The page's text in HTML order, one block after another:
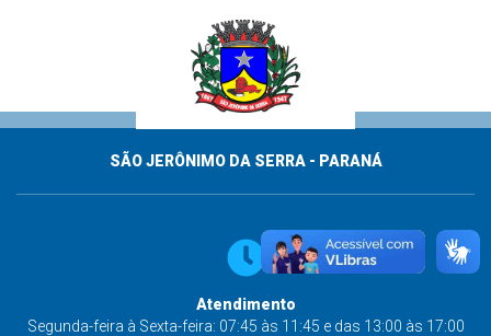
SÃO JERÔNIMO DA SERRA - PARANÁ
Atendimento
Segunda-feira à Sexta-feira: 07:45 às 11:45 e das 13:00 às 17:00